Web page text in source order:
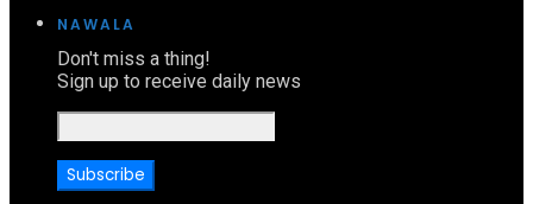
NAWALA
Don't miss a thing!
Sign up to receive daily news